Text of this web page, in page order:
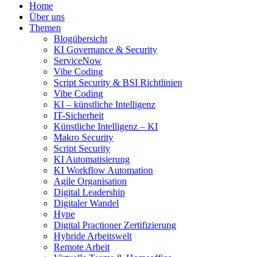
Home
Über uns
Themen
Blogübersicht
KI Governance & Security
ServiceNow
Vibe Coding
Script Security & BSI Richtlinien
Vibe Coding
KI – künstliche Intelligenz
IT-Sicherheit
Künstliche Intelligenz – KI
Makro Security
Script Security
KI Automatisierung
KI Workflow Automation
Agile Organisation
Digital Leadership
Digitaler Wandel
Hype
Digital Practioner Zertifizierung
Hybride Arbeitswelt
Remote Arbeit